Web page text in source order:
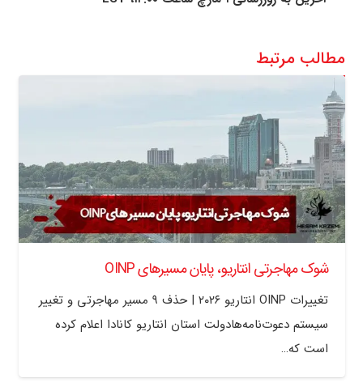
مطالب مرتبط
شوک مهاجرتی انتاریو، پایان مسیرهای OINP
تغییرات OINP انتاریو ۲۰۲۶ | حذف ۹ مسیر مهاجرتی و تغییر
سیستم دعوت‌نامه‌هادولت استان انتاریو کانادا اعلام کرده
است که…